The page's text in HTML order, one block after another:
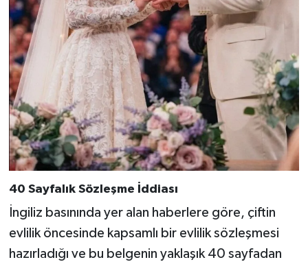
40 Sayfalık Sözleşme İddiası
İngiliz basınında yer alan haberlere göre, çiftin
evlilik öncesinde kapsamlı bir evlilik sözleşmesi
hazırladığı ve bu belgenin yaklaşık 40 sayfadan